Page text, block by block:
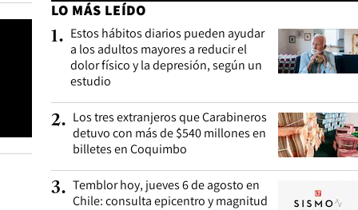
LO MÁS LEÍDO
1. Estos hábitos diarios pueden ayudar
a los adultos mayores a reducir el
dolor físico y la depresión, según un
estudio
2. Los tres extranjeros que Carabineros
detuvo con más de $540 millones en
billetes en Coquimbo
3. Temblor hoy, jueves 6 de agosto en
Chile: consulta epicentro y magnitud